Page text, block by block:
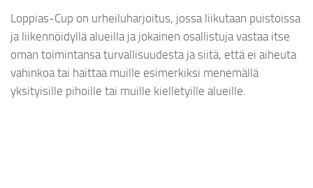
Loppias-Cup on urheiluharjoitus, jossa liikutaan puistoissa
ja liikennöidyllä alueilla ja jokainen osallistuja vastaa itse
oman toimintansa turvallisuudesta ja siitä, että ei aiheuta
vahinkoa tai haittaa muille esimerkiksi menemällä
yksityisille pihoille tai muille kielletyille alueille.